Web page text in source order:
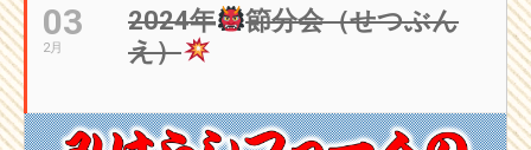
03
2月
2024年
節分会（せつぶん
え）